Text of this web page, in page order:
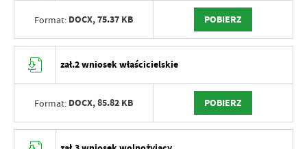
Format: DOCX,75.37 KB POBIERZ
zał.2 wniosek właścicielskie
Format: DOCX,85.82 KB POBIERZ